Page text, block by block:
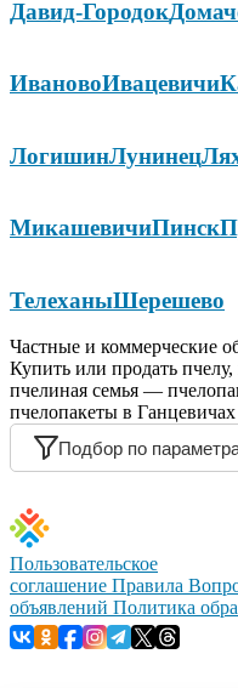
Давид-Городок
ИвановоИвацевичи
ЛогишинЛунинец
МикашевичиПинск
ТелеханыШерешево
Частные и коммерческие
Купить или продать
пчелиная семья —
пчелопакеты в Ганцевичах
Подбор по
Пользовательское
соглашение Правила
объявлений Политика